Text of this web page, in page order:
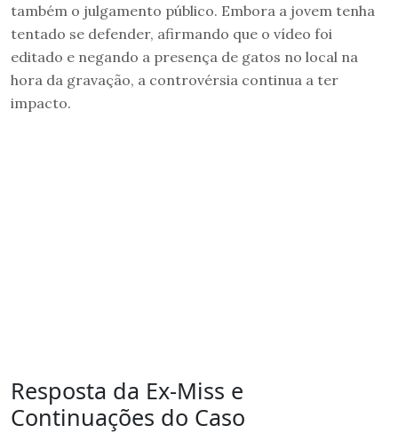
também o julgamento público. Embora a jovem tenha
tentado se defender, afirmando que o vídeo foi
editado e negando a presença de gatos no local na
hora da gravação, a controvérsia continua a ter
impacto.
Resposta da Ex-Miss e
Continuações do Caso